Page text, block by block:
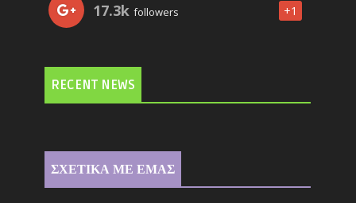
17.3k followers +1
RECENT NEWS
ΣΧΕΤΙΚΑ ΜΕ ΕΜΑΣ